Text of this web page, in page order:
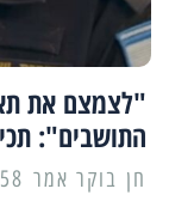
"לצמצם את
התושבים":
2025